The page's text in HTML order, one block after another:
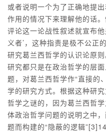
或者说明一个为了正确地提
作用的情况下来理解他的话
评论这一论战性叙述就宣布他
义者’，这种指责是极不公正
研究葛兰西哲学的认识论原
研究都只是在政治哲学的层
题，对葛兰西哲学作“直接的
学的研究方式。根据这种研
哲学之谜的，因为葛兰西哲
体政治哲学问题的说明之中
题而构建的“隐蔽的逻辑